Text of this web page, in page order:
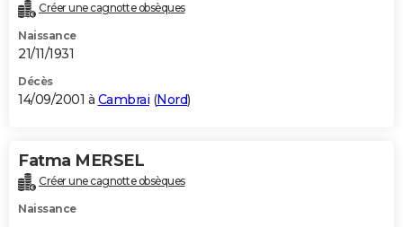
Créer une cagnotte obsèques
Naissance
21/11/1931
Décès
14/09/2001 à Cambrai (Nord)
Fatma MERSEL
Créer une cagnotte obsèques
Naissance